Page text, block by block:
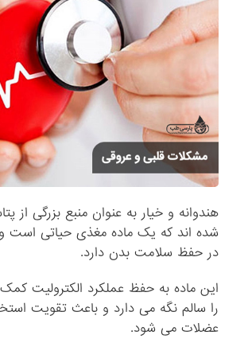
هندوانه و خیار به عنوان منبع بزرگی از
شده اند که یک ماده مغذی حیاتی است
در حفظ سلامت بدن دارد.
این ماده به حفظ عملکرد الکترولیت
را سالم نگه می دارد و باعث تقویت
عضلات می شود.